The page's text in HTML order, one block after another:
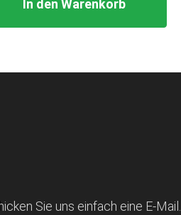
In den Warenkorb
Sie uns einfach eine E-Mail.